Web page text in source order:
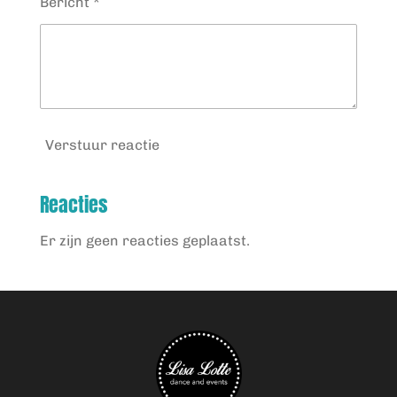
Verstuur reactie
Reacties
Er zijn geen reacties geplaatst.